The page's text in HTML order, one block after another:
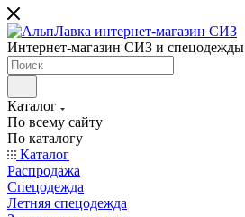
Интернет-магазин СИЗ и спецодежды
Каталог
По всему сайту
По каталогу
Каталог
Распродажа
Спецодежда
Летняя спецодежда